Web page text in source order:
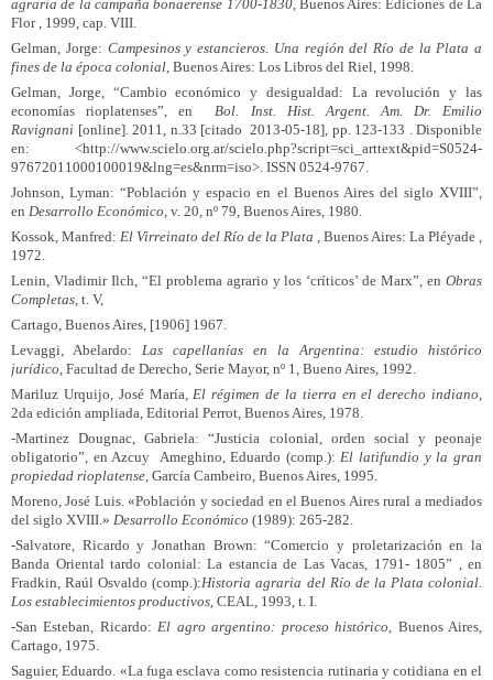
agraria de la campaña bonaerense 1700-1830, Buenos Aires: Ediciones de La
Flor , 1999, cap. VIII.
Gelman, Jorge: Campesinos y estancieros. Una región del Río de la Plata a
fines de la época colonial, Buenos Aires: Los Libros del Riel, 1998.
Gelman, Jorge, “Cambio económico y desigualdad: La revolución y las
economías rioplatenses”, en
Bol. Inst. Hist. Argent. Am. Dr. Emilio
Ravignani [online]. 2011, n.33 [citado 2013-05-18], pp. 123-133 . Disponible
en: <http://www.scielo.org.ar/scielo.php?script=sci_arttext&pid=S0524-
97672011000100019&lng=es&nrm=iso>. ISSN 0524-9767.
Johnson, Lyman: “Población y espacio en el Buenos Aires del siglo XVIII”,
en Desarrollo Económico, v. 20, nº 79, Buenos Aires, 1980.
Kossok, Manfred: El Virreinato del Río de la Plata , Buenos Aires: La Pléyade ,
1972.
Lenin, Vladimir Ilch, “El problema agrario y los ‘críticos’ de Marx”, en Obras
Completas, t. V,
Cartago, Buenos Aires, [1906] 1967.
Levaggi, Abelardo: Las capellanías en la Argentina: estudio histórico
jurídico, Facultad de Derecho, Serie Mayor, nº 1, Bueno Aires, 1992.
Mariluz Urquijo, José María,El régimen de la tierra en el derecho indiano,
2da edición ampliada, Editorial Perrot, Buenos Aires, 1978.
-Martinez Dougnac, Gabriela: “Justicia colonial, orden social y peonaje
obligatorio”, en Azcuy Ameghino, Eduardo (comp.):El latifundio y la gran
propiedad rioplatense, García Cambeiro, Buenos Aires, 1995.
Moreno, José Luis. «Población y sociedad en el Buenos Aires rural a mediados
del siglo XVIII.» Desarrollo Económico (1989): 265-282.
-Salvatore, Ricardo y Jonathan Brown: “Comercio y proletarización en la
Banda Oriental tardo colonial: La estancia de Las Vacas, 1791- 1805” , en
Fradkin, Raúl Osvaldo (comp.):Historia agraria del Río de la Plata colonial.
Los establecimientos productivos, CEAL, 1993, t. I.
-San Esteban, Ricardo:El agro argentino: proceso histórico, Buenos Aires,
Cartago, 1975.
Saguier, Eduardo. «La fuga esclava como resistencia rutinaria y cotidiana en el